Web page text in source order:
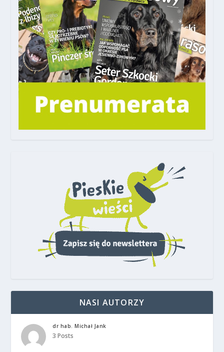
NASI AUTORZY
dr hab. Michał Jank
3 Posts